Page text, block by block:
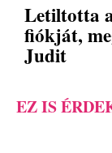
Letiltotta
fiókját,
Judit
EZ IS